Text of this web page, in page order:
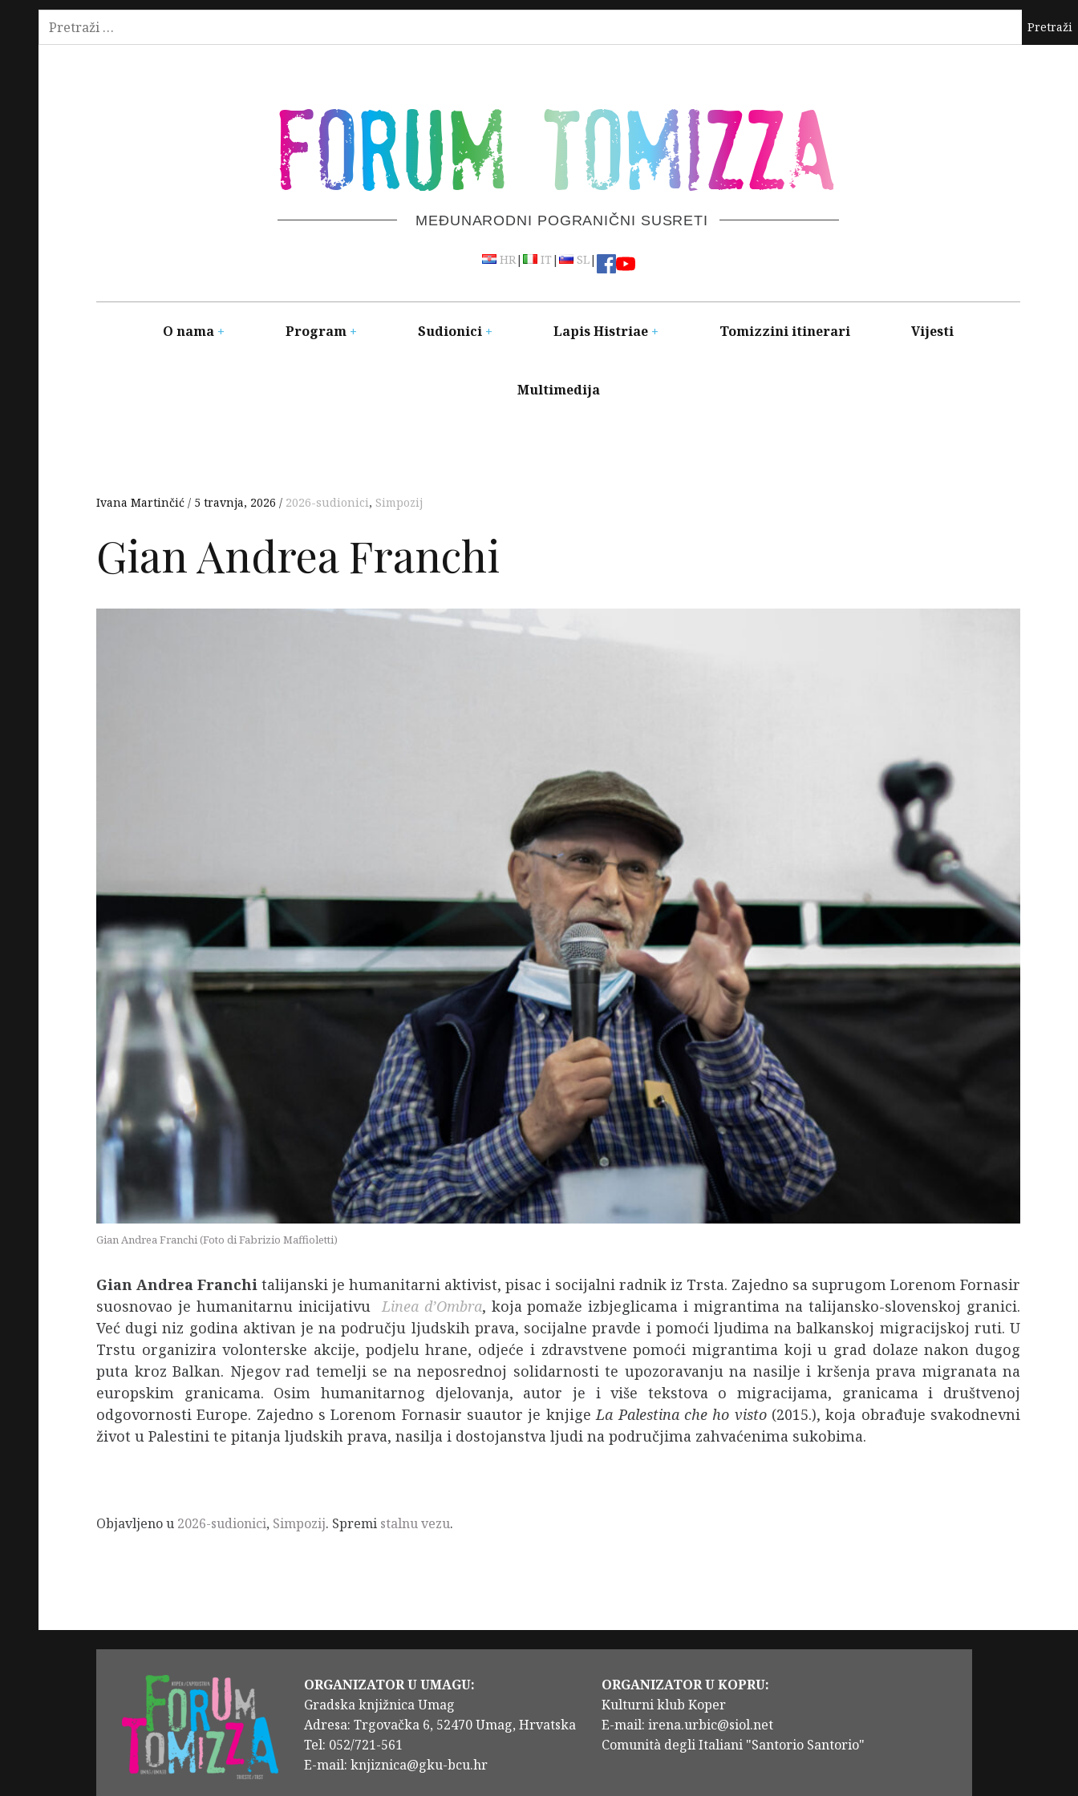
Pretraži:
Skip
FORUM TOMIZZA
MEĐUNARODNI POGRANIČNI SUSRETI
HR| IT | SL|
O nama Program Sudionici Lapis Histriae Tomizzini itinerari Vijesti
Multimedija
Ivana Martinčić 5 travnja, 2026 2026-sudionici, Simpozij
Gian Andrea Franchi
Gian Andrea Franchi (Foto di Fabrizio Maffioletti)
Gian Andrea Franchitalijanski je humanitarni aktivist, pisac i socijalni radnik iz Trsta. Zajedno sa suprugom Lorenom Fornasir
suosnovao je humanitarnu inicijativu Linea d’Ombra, koja pomaže izbjeglicama i migrantima na talijansko-slovenskoj granici.
Već dugi niz godina aktivan je na području ljudskih prava, socijalne pravde i pomoći ljudima na balkanskoj migracijskoj ruti. U
Trstu organizira volonterske akcije, podjelu hrane, odjeće i zdravstvene pomoći migrantima koji u grad dolaze nakon dugog
puta kroz Balkan. Njegov rad temelji se na neposrednoj solidarnosti te upozoravanju na nasilje i kršenja prava migranata na
europskim granicama. Osim humanitarnog djelovanja, autor je i više tekstova o migracijama, granicama i društvenoj
odgovornosti Europe. Zajedno s Lorenom Fornasir suautor je knjigeLa Palestina che ho visto(2015.), koja obrađuje svakodnevni
život u Palestini te pitanja ljudskih prava, nasilja i dostojanstva ljudi na područjima zahvaćenima sukobima.
Objavljeno u 2026-sudionici, Simpozij. Spremi stalnu vezu.
ORGANIZATOR U UMAGU:
Gradska knjižnica Umag
Adresa: Trgovačka 6, 52470 Umag, Hrvatska
Tel: 052/721-561
E-mail: knjiznica@gku-bcu.hr
ORGANIZATOR U KOPRU:
Kulturni klub Koper
E-mail: irena.urbic@siol.net
Comunità degli Italiani "Santorio Santorio"